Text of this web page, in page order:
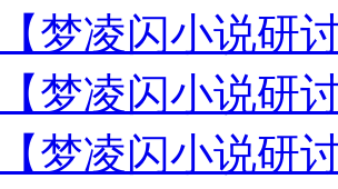
【梦凌闪小说研
【梦凌闪小说研
【梦凌闪小说研